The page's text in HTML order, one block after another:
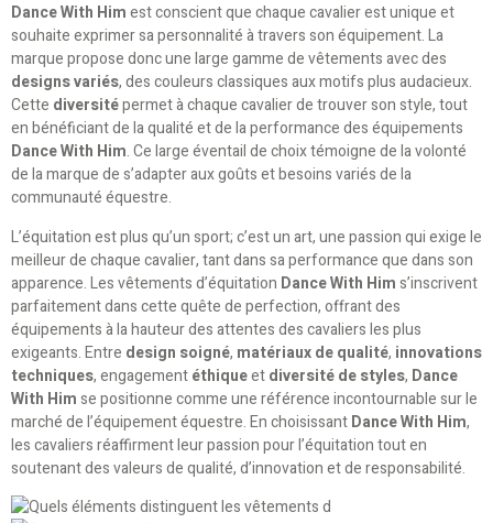
Dance With Himest conscient que chaque cavalier est unique et
souhaite exprimer sa personnalité à travers son équipement. La
marque propose donc une large gamme de vêtements avec des
designs variés, des couleurs classiques aux motifs plus audacieux.
Cette diversitépermet à chaque cavalier de trouver son style, tout
en bénéficiant de la qualité et de la performance des équipements
Dance With Him. Ce large éventail de choix témoigne de la volonté
de la marque de s’adapter aux goûts et besoins variés de la
communauté équestre.
L’équitation est plus qu’un sport; c’est un art, une passion qui exige le
meilleur de chaque cavalier, tant dans sa performance que dans son
apparence. Les vêtements d’équitation Dance With Hims’inscrivent
parfaitement dans cette quête de perfection, offrant des
équipements à la hauteur des attentes des cavaliers les plus
exigeants. Entre design soigné, matériaux de qualité, innovations
techniques, engagementéthiqueetdiversité de styles, Dance
With Himse positionne comme une référence incontournable sur le
marché de l’équipement équestre. En choisissantDance With Him,
les cavaliers réaffirment leur passion pour l’équitation tout en
soutenant des valeurs de qualité, d’innovation et de responsabilité.